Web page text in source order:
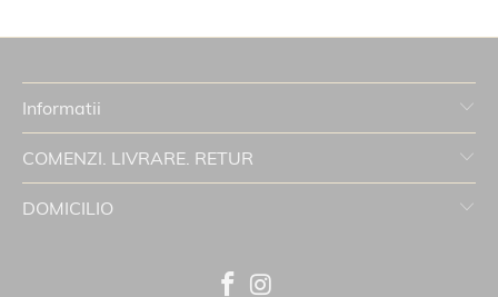
Informatii
COMENZI. LIVRARE. RETUR
DOMICILIO